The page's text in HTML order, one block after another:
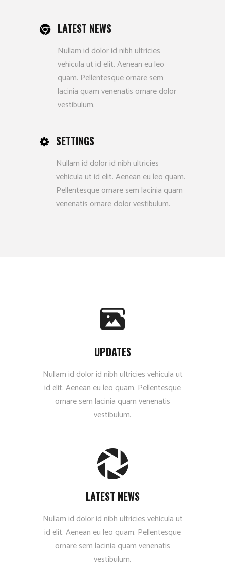
LATEST NEWS
Nullam id dolor id nibh ultricies
vehicula ut id elit. Aenean eu leo
quam. Pellentesque ornare sem
lacinia quam venenatis ornare dolor
vestibulum.
SETTINGS
Nullam id dolor id nibh ultricies
vehicula ut id elit. Aenean eu leo quam.
Pellentesque ornare sem lacinia quam
venenatis ornare dolor vestibulum.
UPDATES
Nullam id dolor id nibh ultricies vehicula ut
id elit. Aenean eu leo quam. Pellentesque
ornare sem lacinia quam venenatis
vestibulum.
LATEST NEWS
Nullam id dolor id nibh ultricies vehicula ut
id elit. Aenean eu leo quam. Pellentesque
ornare sem lacinia quam venenatis
vestibulum.